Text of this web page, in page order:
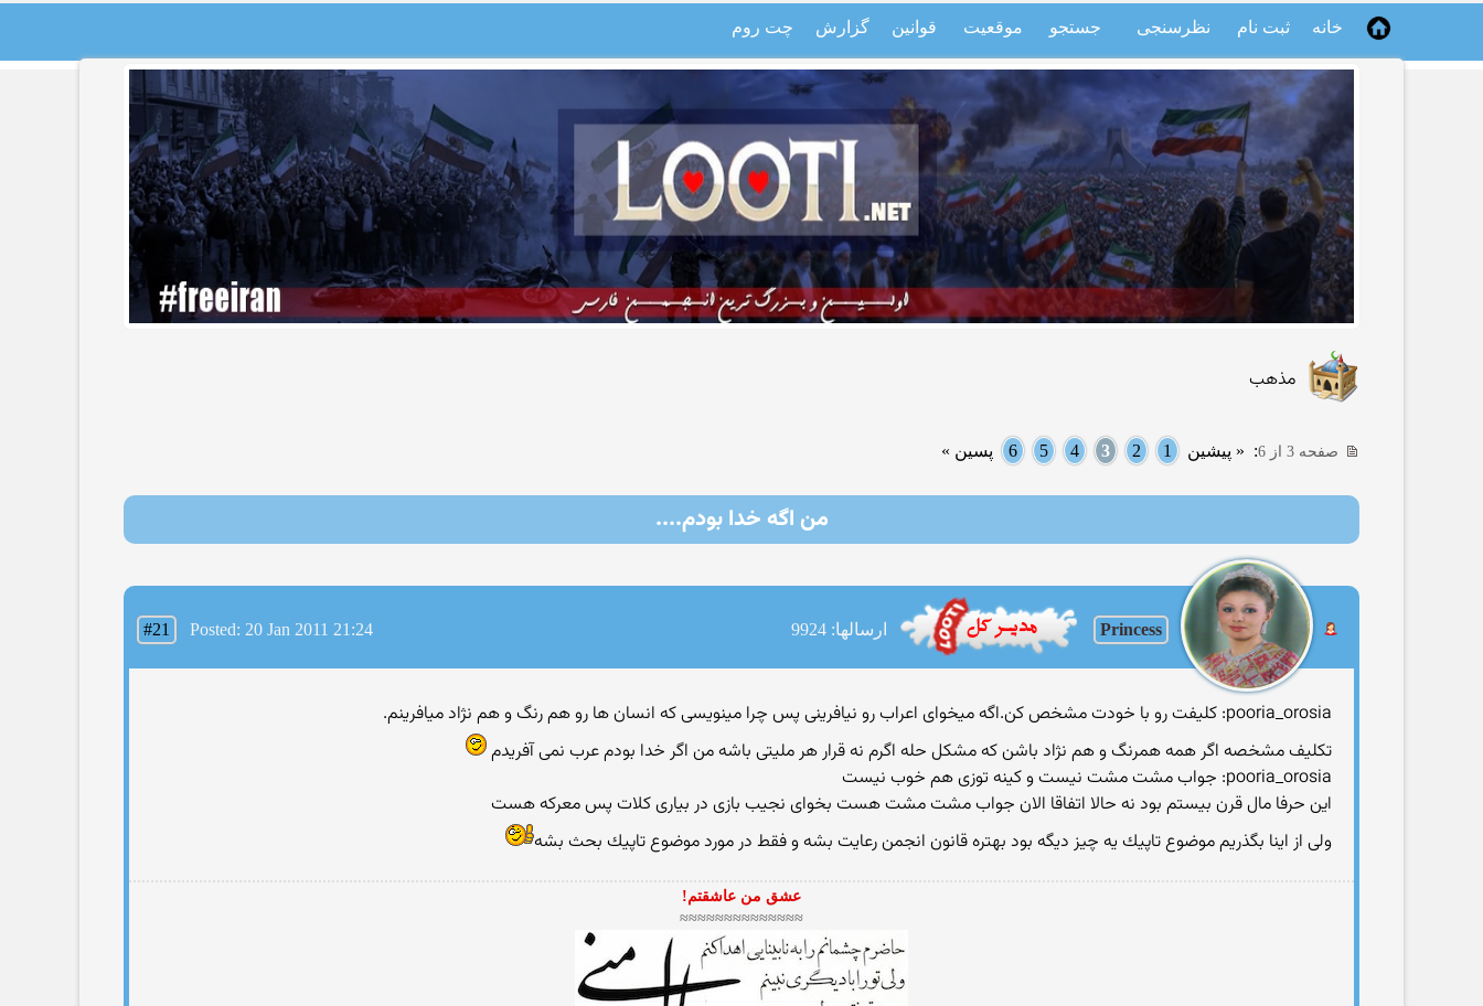
خانه ثبت نام نظرسنجی جستجو موقعیت قوانین گزارش چت روم
مذهب
صفحه 3 از 6 : « پیشین 1
2
3
4
5
6 پسین »
من اگه خدا بودم....
Princess ارسالها: 9924 #21 Posted: 20 Jan 2011 21:24
pooria_orosia: كلیفت رو با خودت مشخص كن.اگه میخوای اعراب رو نیافرینی پس چرا مینویسی كه انسان ها رو هم رنگ و هم نژاد میافرینم.
تكلیف مشخصه اگر همه همرنگ و هم نژاد باشن كه مشكل حله اگرم نه قرار هر ملیتی باشه من اگر خدا بودم عرب نمی آفریدم
pooria_orosia: جواب مشت مشت نیست و كینه توزی هم خوب نیست
این حرفا مال قرن بیستم بود نه حالا اتفاقا الان جواب مشت مشت هست بخوای نجیب بازی در بیاری كلات پس معركه هست
ولی از اینا بگذریم موضوع تاپیك یه چیز دیگه بود بهتره قانون انجمن رعایت بشه و فقط در مورد موضوع تاپیك بحث بشه
عشق من عاشقتم!
≈≈≈≈≈≈≈≈≈≈≈≈≈≈